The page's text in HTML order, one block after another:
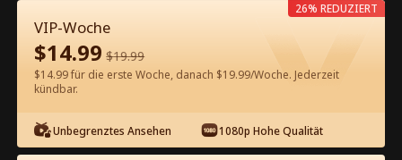
60 Jetzt entsperren
Kostenlos in der App ansehen
VIP-Woche
$14.99 $19.99
$14.99 für die erste Woche, danach $19.99/Woche. Jederzeit
kündbar.
Unbegrenztes Ansehen 1080p Hohe Qualität
26% REDUZIERT